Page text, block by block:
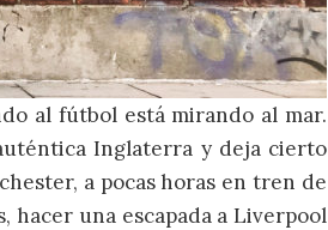
al fútbol está mirando al mar.
Inglaterra y deja cierto
a pocas horas en tren de
hacer una escapada a Liverpool